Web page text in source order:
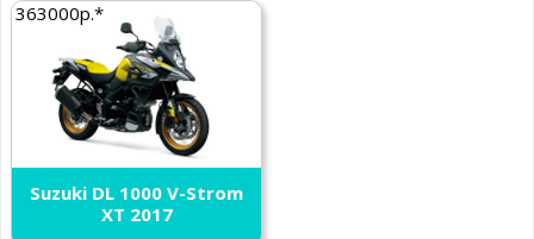
363000р.*
Suzuki DL 1000 V-Strom
XT 2017